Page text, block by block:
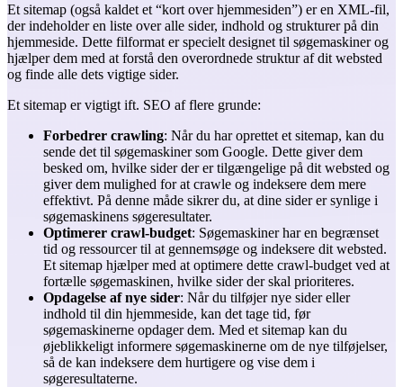
Et sitemap (også kaldet et “kort over hjemmesiden”) er en XML-fil,
der indeholder en liste over alle sider, indhold og strukturer på din
hjemmeside. Dette filformat er specielt designet til søgemaskiner og
hjælper dem med at forstå den overordnede struktur af dit websted
og finde alle dets vigtige sider.
Et sitemap er vigtigt ift. SEO af flere grunde:
Forbedrer crawling: Når du har oprettet et sitemap, kan du
sende det til søgemaskiner som Google. Dette giver dem
besked om, hvilke sider der er tilgængelige på dit websted og
giver dem mulighed for at crawle og indeksere dem mere
effektivt. På denne måde sikrer du, at dine sider er synlige i
søgemaskinens søgeresultater.
Optimerer crawl-budget: Søgemaskiner har en begrænset
tid og ressourcer til at gennemsøge og indeksere dit websted.
Et sitemap hjælper med at optimere dette crawl-budget ved at
fortælle søgemaskinen, hvilke sider der skal prioriteres.
Opdagelse af nye sider: Når du tilføjer nye sider eller
indhold til din hjemmeside, kan det tage tid, før
søgemaskinerne opdager dem. Med et sitemap kan du
øjeblikkeligt informere søgemaskinerne om de nye tilføjelser,
så de kan indeksere dem hurtigere og vise dem i
søgeresultaterne.